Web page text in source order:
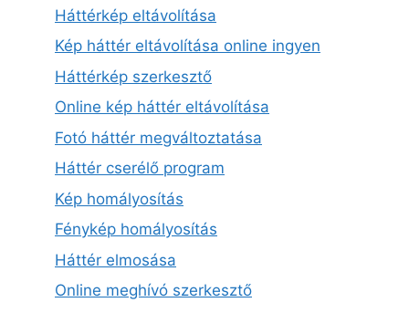
Háttérkép eltávolítása
Kép háttér eltávolítása online ingyen
Háttérkép szerkesztő
Online kép háttér eltávolítása
Fotó háttér megváltoztatása
Háttér cserélő program
Kép homályosítás
Fénykép homályosítás
Háttér elmosása
Online meghívó szerkesztő